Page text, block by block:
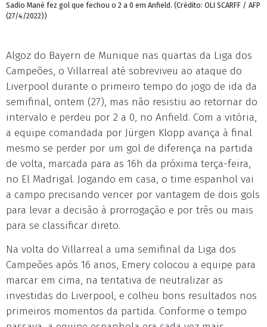
Sadio Mané fez gol que fechou o 2 a 0 em Anfield. (Crédito: OLI SCARFF / AFP
(27/4/2022))
Algoz do Bayern de Munique nas quartas da Liga dos
Campeões, o Villarreal até sobreviveu ao ataque do
Liverpool durante o primeiro tempo do jogo de ida da
semifinal, ontem (27), mas não resistiu ao retornar do
intervalo e perdeu por 2 a 0, no Anfield. Com a vitória,
a equipe comandada por Jürgen Klopp avança à final
mesmo se perder por um gol de diferença na partida
de volta, marcada para as 16h da próxima terça-feira,
no El Madrigal. Jogando em casa, o time espanhol vai
a campo precisando vencer por vantagem de dois gols
para levar a decisão à prorrogação e por três ou mais
para se classificar direto.
Na volta do Villarreal a uma semifinal da Liga dos
Campeões após 16 anos, Emery colocou a equipe para
marcar em cima, na tentativa de neutralizar as
investidas do Liverpool, e colheu bons resultados nos
primeiros momentos da partida. Conforme o tempo